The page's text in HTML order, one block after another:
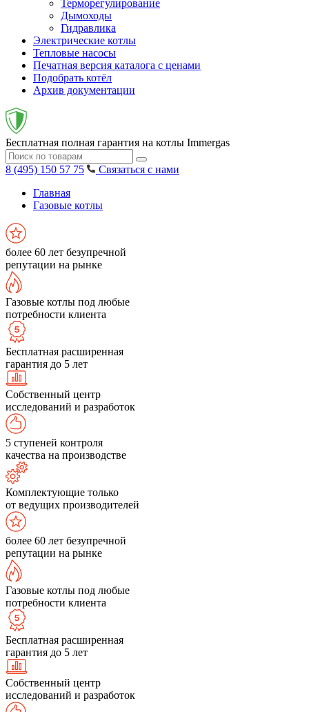
Терморегулирование
Дымоходы
Гидравлика
Электрические котлы
Тепловые насосы
Печатная версия каталога с ценами
Подобрать котёл
Архив документации
Бесплатная полная гарантия на котлы Immergas
8 (495) 150 57 75
Связаться с нами
Главная
Газовые котлы
более 60 лет безупречной
репутации на рынке
Газовые котлы под любые
потребности клиента
Бесплатная расширенная
гарантия до 5 лет
Собственный центр
исследований и разработок
5 ступеней контроля
качества на производстве
Комплектующие только
от ведущих производителей
более 60 лет безупречной
репутации на рынке
Газовые котлы под любые
потребности клиента
Бесплатная расширенная
гарантия до 5 лет
Собственный центр
исследований и разработок